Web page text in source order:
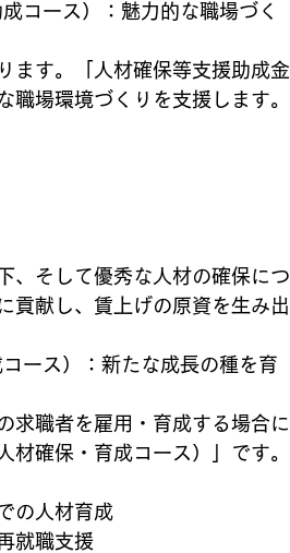
コース）：魅力的な職場づく
ます。「人材確保等支援助成金
職場環境づくりを支援します。
、そして優秀な人材の確保につ
貢献し、賃上げの原資を生み出
ース）：新たな成長の種を育
求職者を雇用・育成する場合に
確保・育成コース）」です。
の人材育成
就職支援